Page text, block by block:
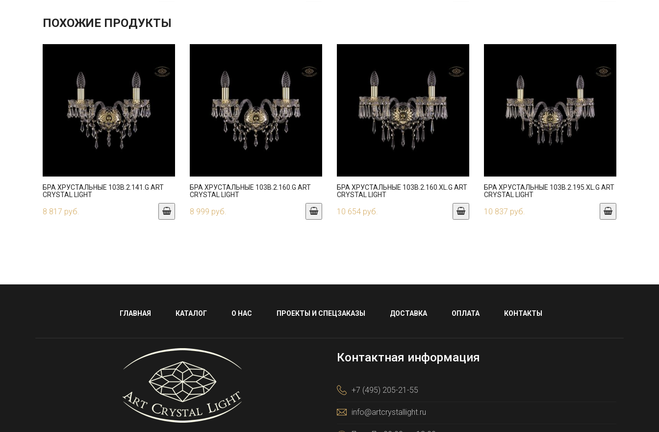
ПОХОЖИЕ ПРОДУКТЫ
БРА ХРУСТАЛЬНЫЕ 103B.2.141.G ART
CRYSTAL LIGHT
8 817 руб.
БРА ХРУСТАЛЬНЫЕ 103B.2.160.G ART
CRYSTAL LIGHT
8 999 руб.
БРА ХРУСТАЛЬНЫЕ 103B.2.160.XL.G ART
CRYSTAL LIGHT
10 654 руб.
БРА ХРУСТАЛЬНЫЕ 103B.2.195.XL.G ART
CRYSTAL LIGHT
10 837 руб.
ГЛАВНАЯ КАТАЛОГ О НАС ПРОЕКТЫ И СПЕЦЗАКАЗЫ ДОСТАВКА ОПЛАТА КОНТАКТЫ
Контактная информация
+7 (495) 205-21-55
info@artcrystallight.ru